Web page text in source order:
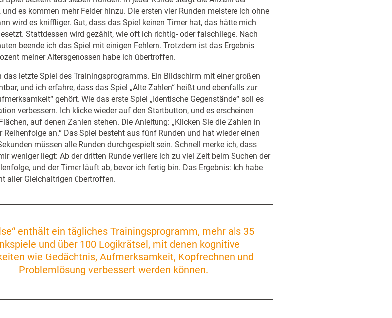
und es kommen mehr Felder hinzu. Die ersten vier Runden meistere ich ohne
wird es kniffliger. Gut, dass das Spiel keinen Timer hat, das hätte mich
Stattdessen wird gezählt, wie oft ich richtig- oder falschliege. Nach
beende ich das Spiel mit einigen Fehlern. Trotzdem ist das Ergebnis
meiner Altersgenossen habe ich übertroffen.
das letzte Spiel des Trainingsprogramms. Ein Bildschirm mit einer großen
und ich erfahre, dass das Spiel „Alte Zahlen“ heißt und ebenfalls zur
gehört. Wie das erste Spiel „Identische Gegenstände“ soll es
verbessern. Ich klicke wieder auf den Startbutton, und es erscheinen
auf denen Zahlen stehen. Die Anleitung: „Klicken Sie die Zahlen in
Reihenfolge an.“ Das Spiel besteht aus fünf Runden und hat wieder einen
müssen alle Runden durchgespielt sein. Schnell merke ich, dass
weniger liegt: Ab der dritten Runde verliere ich zu viel Zeit beim Suchen der
und der Timer läuft ab, bevor ich fertig bin. Das Ergebnis: Ich habe
aller Gleichaltrigen übertroffen.
enthält ein tägliches Trainingsprogramm, mehr als 35
und über 100 Logikrätsel, mit denen kognitive
wie Gedächtnis, Aufmerksamkeit, Kopfrechnen und
Problemlösung verbessert werden können.